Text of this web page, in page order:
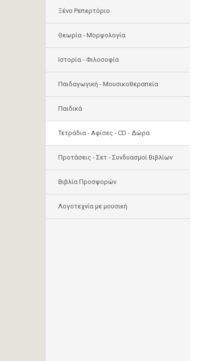
Ξένο Ρεπερτόριο
Θεωρία - Μορφολογία
Ιστορία - Φιλοσοφία
Παιδαγωγική - Μουσικοθεραπεία
Παιδικά
Τετράδια - Αφίσες - CD - Δώρα
Προτάσεις - Σετ - Συνδυασμοί Βιβλίων
Βιβλία Προσφορών
Λογοτεχνία με μουσική